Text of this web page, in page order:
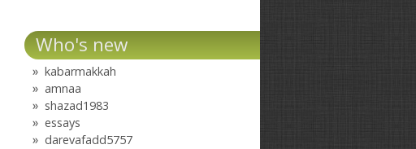
Who's new
kabarmakkah
amnaa
shazad1983
essays
darevafadd5757